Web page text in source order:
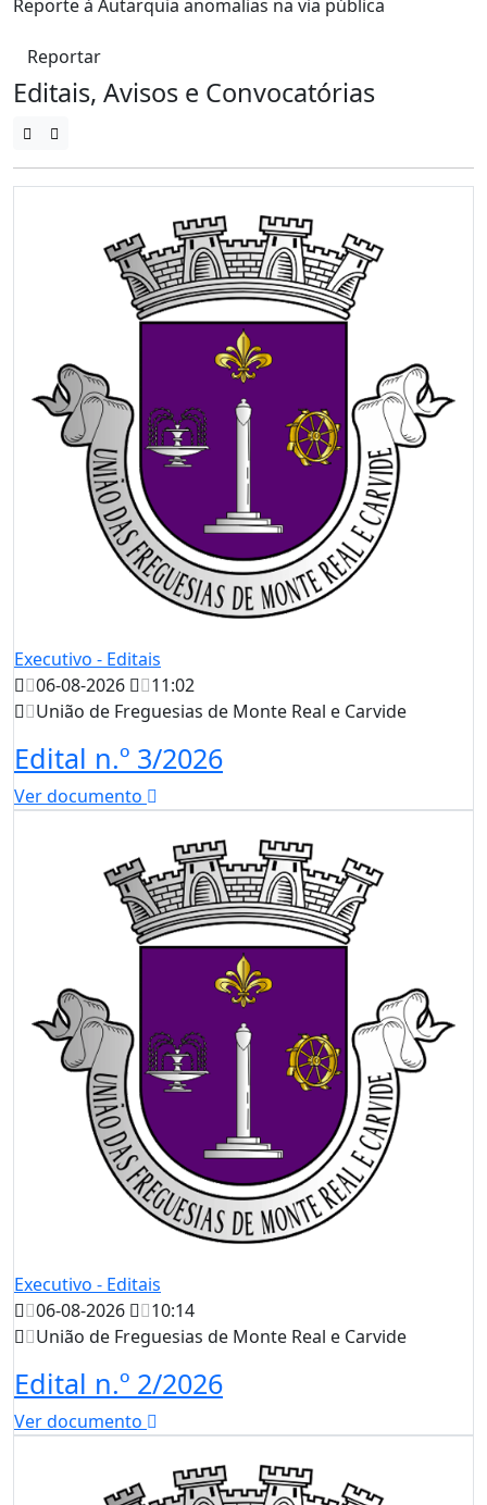
Reporte à Autarquia anomalias na via pública
Reportar
Editais, Avisos e Convocatórias
Executivo - Editais
06-08-2026
11:02
União de Freguesias de Monte Real e Carvide
Edital n.º 3/2026
Ver documento
Executivo - Editais
06-08-2026
10:14
União de Freguesias de Monte Real e Carvide
Edital n.º 2/2026
Ver documento